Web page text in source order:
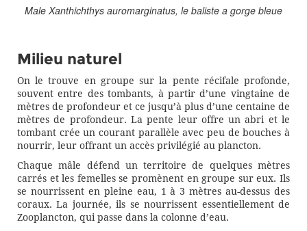
Male Xanthichthys auromarginatus, le baliste a gorge bleue
Milieu naturel
On le trouve en groupe sur la pente récifale profonde,
souvent entre des tombants, à partir d’une vingtaine de
mètres de profondeur et ce jusqu’à plus d’une centaine de
mètres de profondeur. La pente leur offre un abri et le
tombant crée un courant parallèle avec peu de bouches à
nourrir, leur offrant un accès privilégié au plancton.
Chaque mâle défend un territoire de quelques mètres
carrés et les femelles se promènent en groupe sur eux. Ils
se nourrissent en pleine eau, 1 à 3 mètres au-dessus des
coraux. La journée, ils se nourrissent essentiellement de
Zooplancton, qui passe dans la colonne d’eau.